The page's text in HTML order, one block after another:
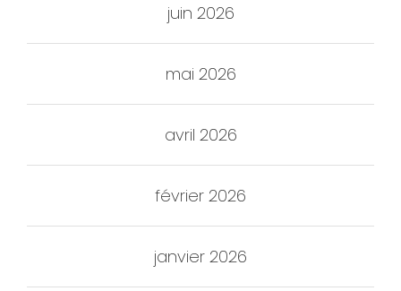
juin 2026
mai 2026
avril 2026
février 2026
janvier 2026